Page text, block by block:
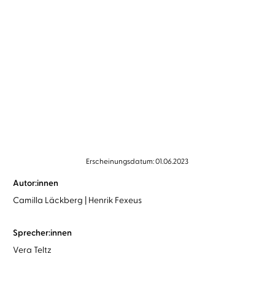
Erscheinungsdatum: 01.06.2023
Autor:innen
Camilla Läckberg Henrik Fexeus
Sprecher:innen
Vera Teltz